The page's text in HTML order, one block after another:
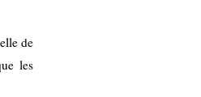
de
les